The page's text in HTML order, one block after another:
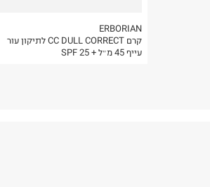
ERBORIAN
קרם CC DULL CORRECT לתיקון עור
עייף 45 מ״ל + SPF 25